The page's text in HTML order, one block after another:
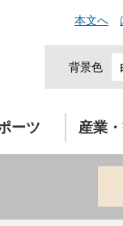
本文へ
背景色
ーツ 産業